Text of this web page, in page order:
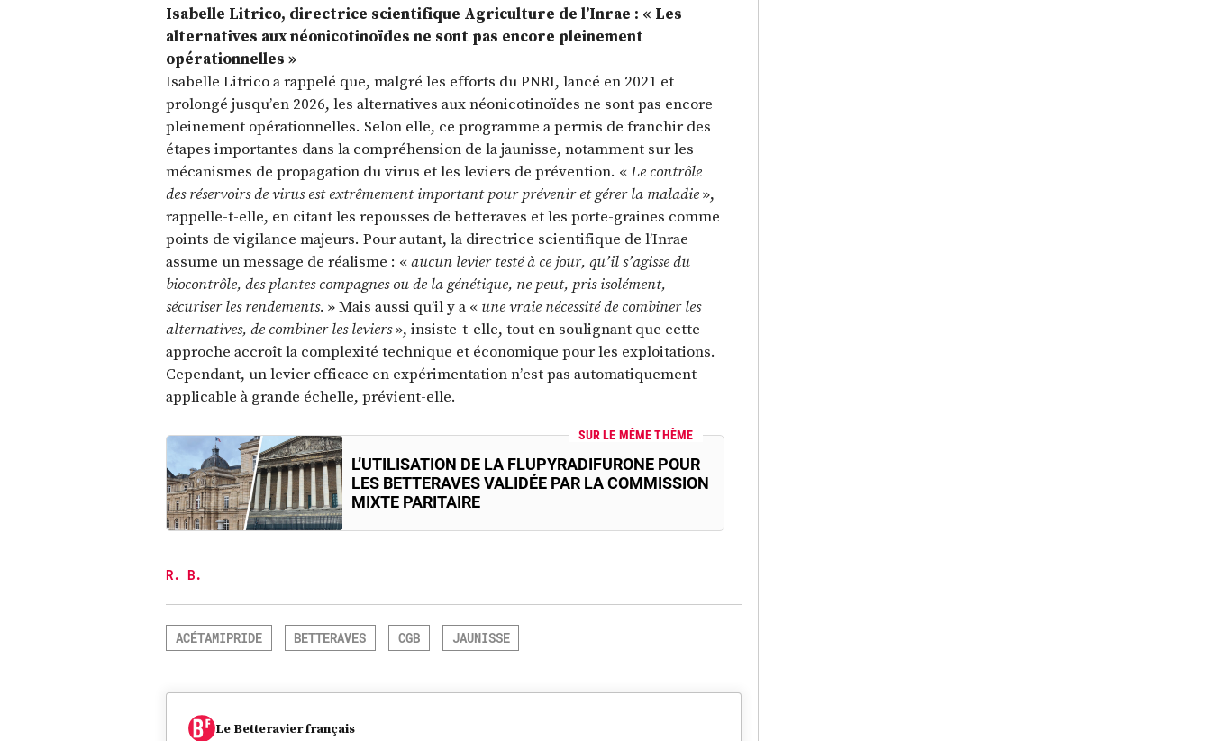
Isabelle Litrico, directrice scientifique Agriculture de l’Inrae : « Les
alternatives aux néonicotinoïdes ne sont pas encore pleinement
opérationnelles »
Isabelle Litrico a rappelé que, malgré les efforts du PNRI, lancé en 2021 et
prolongé jusqu’en 2026, les alternatives aux néonicotinoïdes ne sont pas encore
pleinement opérationnelles. Selon elle, ce programme a permis de franchir des
étapes importantes dans la compréhension de la jaunisse, notamment sur les
mécanismes de propagation du virus et les leviers de prévention. «Le contrôle
des réservoirs de virus est extrêmement important pour prévenir et gérer la maladie»,
rappelle-t-elle, en citant les repousses de betteraves et les porte-graines comme
points de vigilance majeurs. Pour autant, la directrice scientifique de l’Inrae
assume un message de réalisme : «aucun levier testé à ce jour, qu’il s’agisse du
biocontrôle, des plantes compagnes ou de la génétique, ne peut, pris isolément,
sécuriser les rendements. » Mais aussi qu’il y a « une vraie nécessité de combiner les
alternatives, de combiner les leviers», insiste-t-elle, tout en soulignant que cette
approche accroît la complexité technique et économique pour les exploitations.
Cependant, un levier efficace en expérimentation n’est pas automatiquement
applicable à grande échelle, prévient-elle.
SUR LE MÊME THÈME
L’UTILISATION DE LA FLUPYRADIFURONE POUR
LES BETTERAVES VALIDÉE PAR LA COMMISSION
MIXTE PARITAIRE
R. B.
ACÉTAMIPRIDE BETTERAVES CGB JAUNISSE
Le Betteravier français